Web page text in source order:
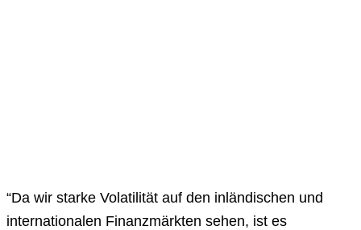
“Da wir starke Volatilität auf den inländischen und
internationalen Finanzmärkten sehen, ist es